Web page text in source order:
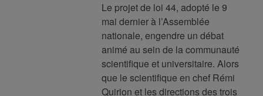
Le projet de loi 44, adopté le 9
mai dernier à l’Assemblée
nationale, engendre un débat
animé au sein de la communauté
scientifique et universitaire. Alors
que le scientifique en chef Rémi
Quirion et les directions des trois